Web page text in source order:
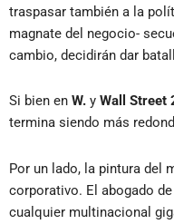
traspasar también a la
magnate del negocio-
cambio, decidirán dar
Si bien en W. y Wall Street
termina siendo más
Por un lado, la pintura del
corporativo. El abogado
cualquier multinacional